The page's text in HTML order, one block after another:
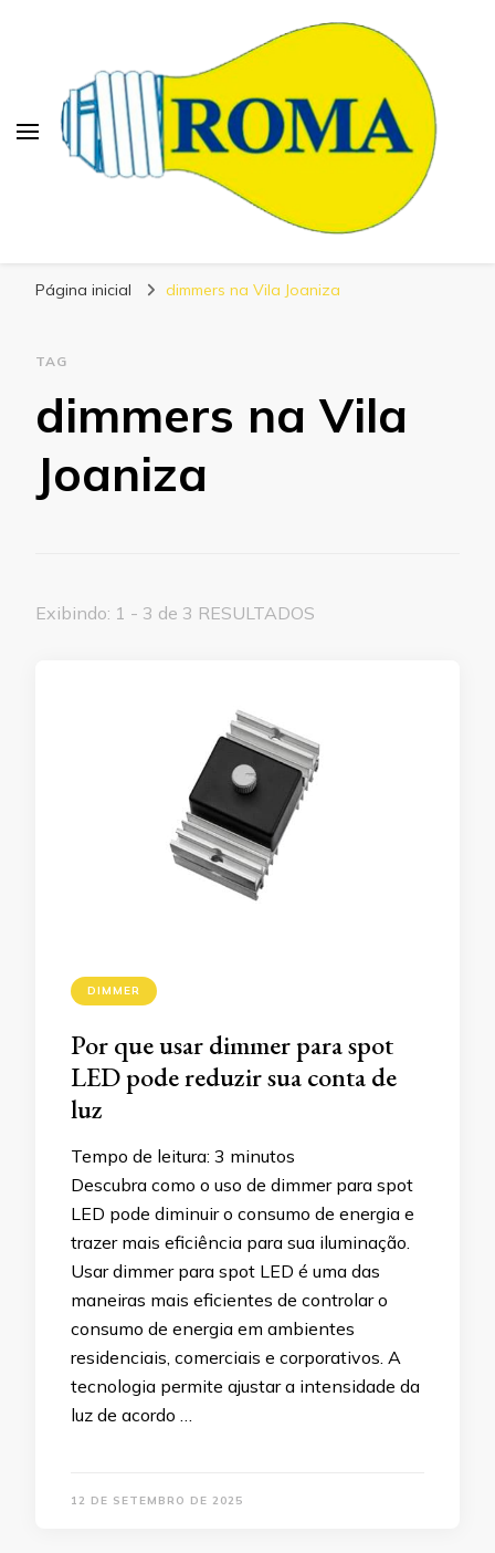
Eletrônicos
Página inicial dimmers na Vila Joaniza
TAG
dimmers na Vila
Joaniza
Exibindo: 1 - 3 de 3 RESULTADOS
DIMMER
Por que usar dimmer para spot
LED pode reduzir sua conta de
luz
Tempo de leitura: 3 minutos
Descubra como o uso de dimmer para spot
LED pode diminuir o consumo de energia e
trazer mais eficiência para sua iluminação.
Usar dimmer para spot LED é uma das
maneiras mais eficientes de controlar o
consumo de energia em ambientes
residenciais, comerciais e corporativos. A
tecnologia permite ajustar a intensidade da
luz de acordo …
12 DE SETEMBRO DE 2025